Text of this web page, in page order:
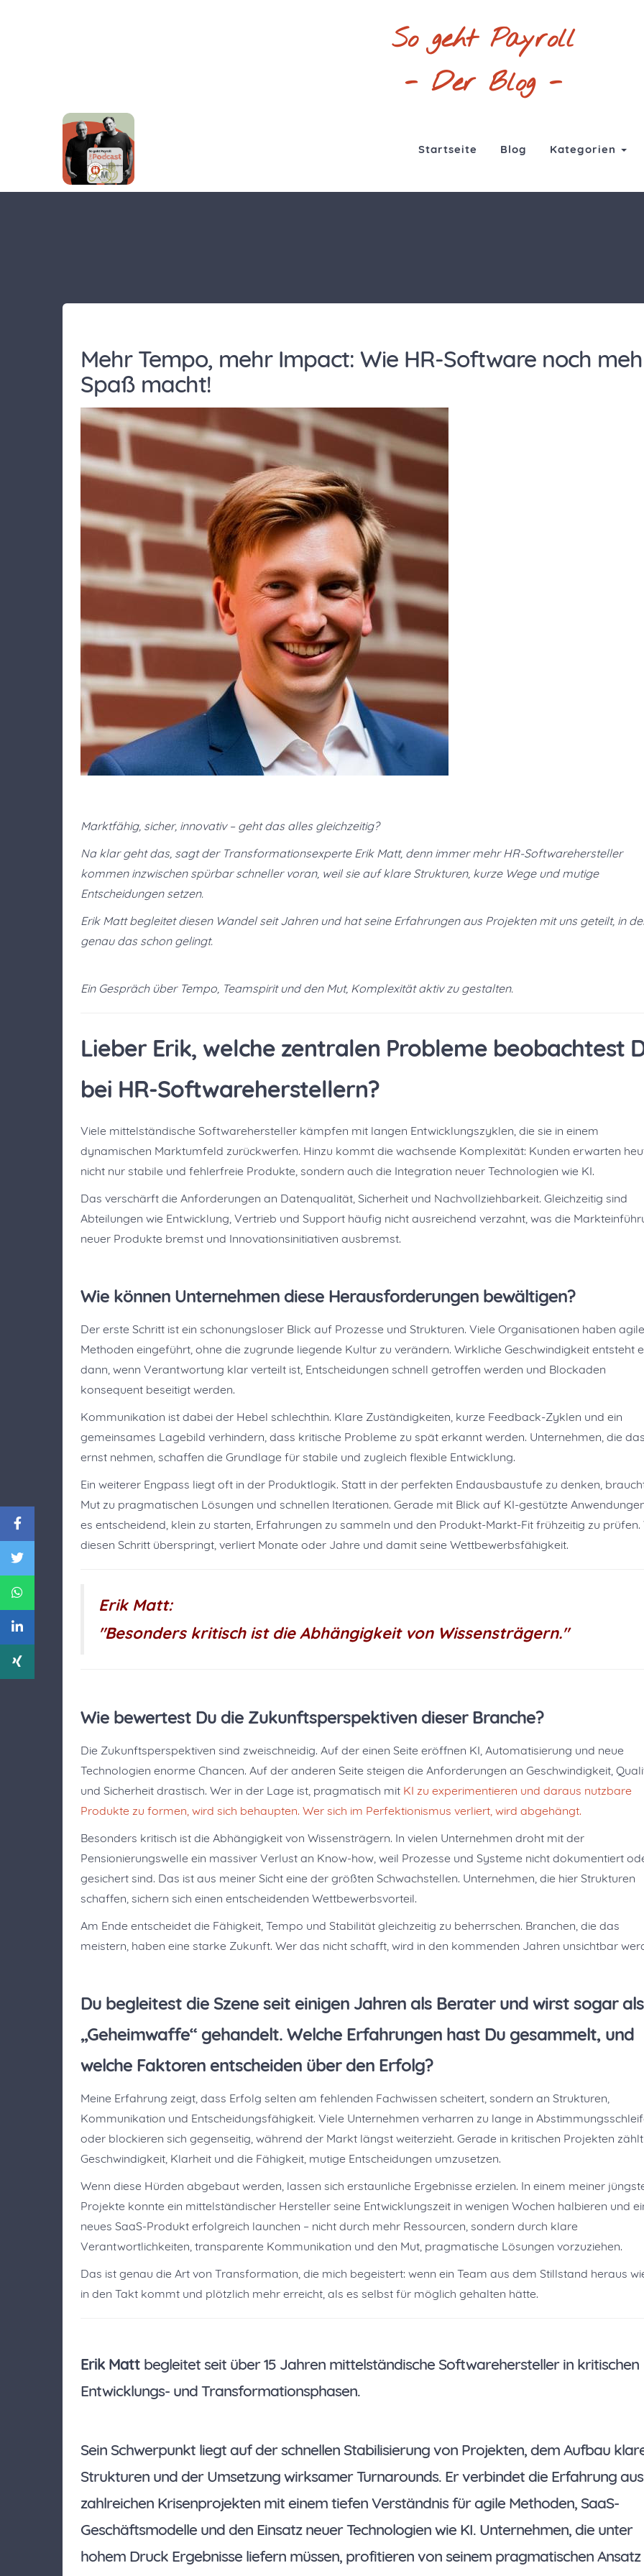
So geht Payroll
- Der Blog -
Startseite Blog Kategorien
Mehr Tempo, mehr Impact: Wie HR-Software noch
Spaß macht!
Marktfähig, sicher, innovativ – geht das alles gleichzeitig?
Na klar geht das, sagt der Transformationsexperte Erik Matt, denn immer mehr HR-Softwarehersteller
kommen inzwischen spürbar schneller voran, weil sie auf klare Strukturen, kurze Wege und mutige
Entscheidungen setzen.
Erik Matt begleitet diesen Wandel seit Jahren und hat seine Erfahrungen aus Projekten mit uns geteilt, in
genau das schon gelingt.
Ein Gespräch über Tempo, Teamspirit und den Mut, Komplexität aktiv zu gestalten.
Lieber Erik, welche zentralen Probleme beobachtest
bei HR-Softwareherstellern?
Viele mittelständische Softwarehersteller kämpfen mit langen Entwicklungszyklen, die sie in einem
dynamischen Marktumfeld zurückwerfen. Hinzu kommt die wachsende Komplexität: Kunden erwarten
nicht nur stabile und fehlerfreie Produkte, sondern auch die Integration neuer Technologien wie KI.
Das verschärft die Anforderungen an Datenqualität, Sicherheit und Nachvollziehbarkeit. Gleichzeitig sind
Abteilungen wie Entwicklung, Vertrieb und Support häufig nicht ausreichend verzahnt, was die
neuer Produkte bremst und Innovationsinitiativen ausbremst.
Wie können Unternehmen diese Herausforderungen bewältigen?
Der erste Schritt ist ein schonungsloser Blick auf Prozesse und Strukturen. Viele Organisationen haben agile
Methoden eingeführt, ohne die zugrunde liegende Kultur zu verändern. Wirkliche Geschwindigkeit entsteht
dann, wenn Verantwortung klar verteilt ist, Entscheidungen schnell getroffen werden und Blockaden
konsequent beseitigt werden.
Kommunikation ist dabei der Hebel schlechthin. Klare Zuständigkeiten, kurze Feedback-Zyklen und ein
gemeinsames Lagebild verhindern, dass kritische Probleme zu spät erkannt werden. Unternehmen, die
ernst nehmen, schaffen die Grundlage für stabile und zugleich flexible Entwicklung.
Ein weiterer Engpass liegt oft in der Produktlogik. Statt in der perfekten Endausbaustufe zu denken,
Mut zu pragmatischen Lösungen und schnellen Iterationen. Gerade mit Blick auf KI-gestützte
es entscheidend, klein zu starten, Erfahrungen zu sammeln und den Produkt-Markt-Fit frühzeitig zu prüfen.
diesen Schritt überspringt, verliert Monate oder Jahre und damit seine Wettbewerbsfähigkeit.
Erik Matt:
"Besonders kritisch ist die Abhängigkeit von Wissensträgern."
Wie bewertest Du die Zukunftsperspektiven dieser Branche?
Die Zukunftsperspektiven sind zweischneidig. Auf der einen Seite eröffnen KI, Automatisierung und neue
Technologien enorme Chancen. Auf der anderen Seite steigen die Anforderungen an Geschwindigkeit,
und Sicherheit drastisch. Wer in der Lage ist, pragmatisch mit KI zu experimentieren und daraus nutzbare
Produkte zu formen, wird sich behaupten. Wer sich im Perfektionismus verliert, wird abgehängt.
Besonders kritisch ist die Abhängigkeit von Wissensträgern. In vielen Unternehmen droht mit der
Pensionierungswelle ein massiver Verlust an Know-how, weil Prozesse und Systeme nicht dokumentiert
gesichert sind. Das ist aus meiner Sicht eine der größten Schwachstellen. Unternehmen, die hier Strukturen
schaffen, sichern sich einen entscheidenden Wettbewerbsvorteil.
Am Ende entscheidet die Fähigkeit, Tempo und Stabilität gleichzeitig zu beherrschen. Branchen, die das
meistern, haben eine starke Zukunft. Wer das nicht schafft, wird in den kommenden Jahren unsichtbar
Du begleitest die Szene seit einigen Jahren als Berater und wirst sogar als
„Geheimwaffe“ gehandelt. Welche Erfahrungen hast Du gesammelt, und
welche Faktoren entscheiden über den Erfolg?
Meine Erfahrung zeigt, dass Erfolg selten am fehlenden Fachwissen scheitert, sondern an Strukturen,
Kommunikation und Entscheidungsfähigkeit. Viele Unternehmen verharren zu lange in
oder blockieren sich gegenseitig, während der Markt längst weiterzieht. Gerade in kritischen Projekten zählt
Geschwindigkeit, Klarheit und die Fähigkeit, mutige Entscheidungen umzusetzen.
Wenn diese Hürden abgebaut werden, lassen sich erstaunliche Ergebnisse erzielen. In einem meiner
Projekte konnte ein mittelständischer Hersteller seine Entwicklungszeit in wenigen Wochen halbieren und
neues SaaS-Produkt erfolgreich launchen – nicht durch mehr Ressourcen, sondern durch klare
Verantwortlichkeiten, transparente Kommunikation und den Mut, pragmatische Lösungen vorzuziehen.
Das ist genau die Art von Transformation, die mich begeistert: wenn ein Team aus dem Stillstand heraus
in den Takt kommt und plötzlich mehr erreicht, als es selbst für möglich gehalten hätte.
Erik Matt begleitet seit über 15 Jahren mittelständische Softwarehersteller in kritischen
Entwicklungs- und Transformationsphasen.
Sein Schwerpunkt liegt auf der schnellen Stabilisierung von Projekten, dem Aufbau
Strukturen und der Umsetzung wirksamer Turnarounds. Er verbindet die Erfahrung aus
zahlreichen Krisenprojekten mit einem tiefen Verständnis für agile Methoden, SaaS-
Geschäftsmodelle und den Einsatz neuer Technologien wie KI. Unternehmen, die unter
hohem Druck Ergebnisse liefern müssen, profitieren von seinem pragmatischen Ansatz